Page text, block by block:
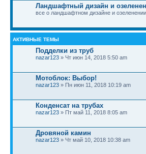
Ландшафтный дизайн и
все о ландшафтном дизайне и
АКТИВНЫЕ ТЕМЫ
Подделки из труб
nazar123 » Чт июн 14, 2018 5:50 am
Мотоблок: Выбор!
nazar123 » Пн июн 11, 2018 10:19 am
Конденсат на трубах
nazar123 » Пт май 11, 2018 8:05 am
Дровяной камин
nazar123 » Чт май 10, 2018 10:38 am